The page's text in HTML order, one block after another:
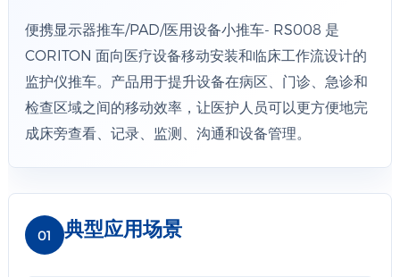
详情+
平板防盗盒 规格
适配尺寸：9.7寸/10.2寸/11寸
材质：铝合金
锁定方式:按压锁定
便携显示器推车/PAD/医用设备小推车- RS008 是
CORITON 面向医疗设备移动安装和临床工作流设计的
监护仪推车。产品用于提升设备在病区、门诊、急诊和
检查区域之间的移动效率，让医护人员可以更方便地完
成床旁查看、记录、监测、沟通和设备管理。
01 典型应用场景